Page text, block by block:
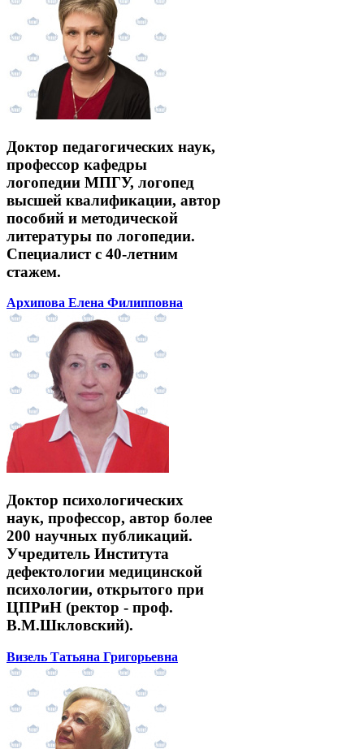
Доктор педагогических наук,
профессор кафедры
логопедии МПГУ, логопед
высшей квалификации, автор
пособий и методической
литературы по логопедии.
Специалист с 40-летним
стажем.
Архипова Елена Филипповна
Доктор психологических
наук, профессор, автор более
200 научных публикаций.
Учредитель Института
дефектологии медицинской
психологии, открытого при
ЦПРиН (ректор - проф.
В.М.Шкловский).
Визель Татьяна Григорьевна